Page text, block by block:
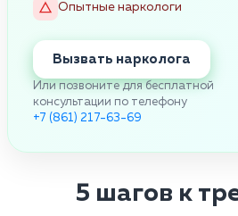
Опытные наркологи
Вызвать нарколога
Или позвоните для бесплатной
консультации по телефону
+7 (861) 217-63-69
5 шагов к